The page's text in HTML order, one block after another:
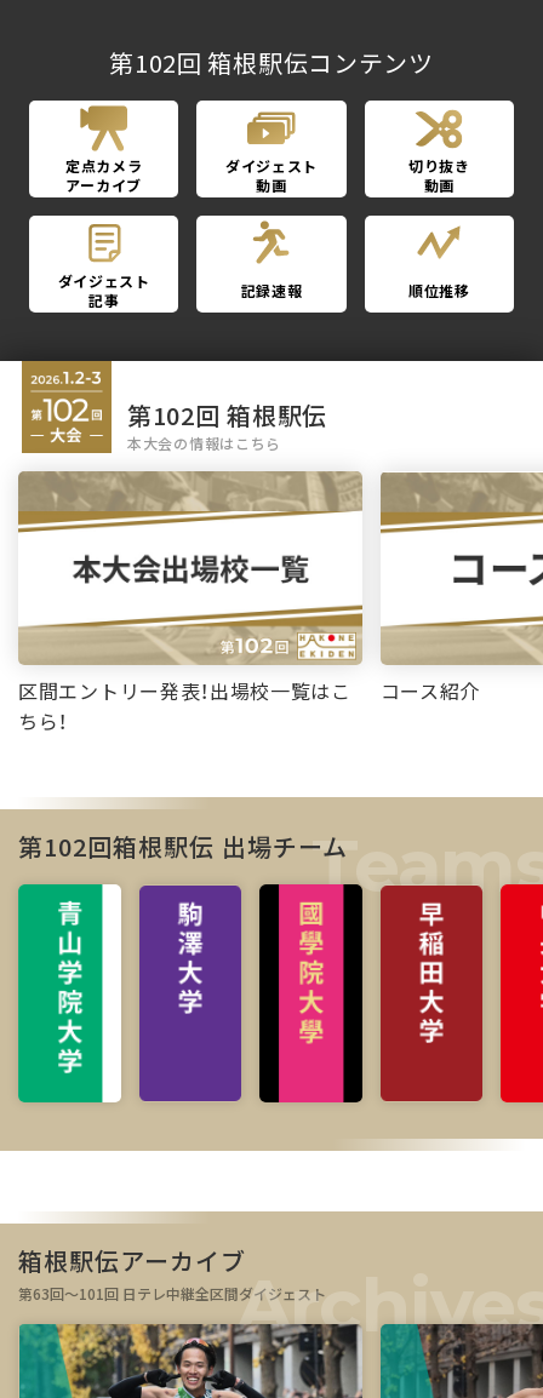
第102回 箱根駅伝コンテンツ
定点カメラ
アーカイブ
ダイジェスト
動画
切り抜き
動画
ダイジェスト
記事
記録速報 順位推移
第102回 箱根駅伝
本大会の情報はこちら
区間エントリー発表！出場校一覧はこ
ちら！
コース紹介
第102回箱根駅伝 出場チーム
箱根駅伝アーカイブ
第63回～101回 日テレ中継全区間ダイジェスト